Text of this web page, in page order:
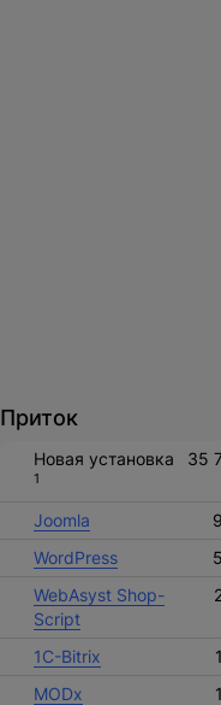
Приток
Новая установка
1
35
Joomla
WordPress
WebAsyst Shop-
Script
1C-Bitrix
MODx